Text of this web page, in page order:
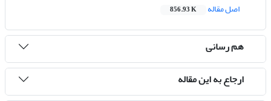
اصل مقاله
856.93 K
هم رسانی
ارجاع به این مقاله